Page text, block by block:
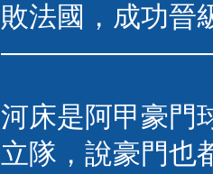
敗法國，成功晉
河床是阿甲豪門
立隊，說豪門也